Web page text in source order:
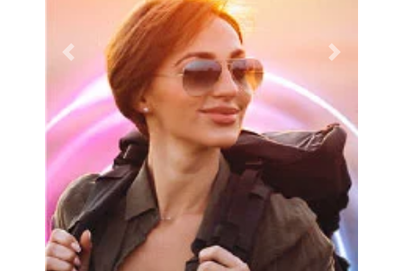
Previous Next